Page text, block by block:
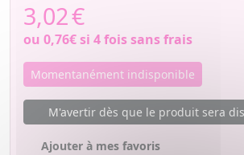
3,02€
ou 0,76€si 4 fois sans frais
Momentanément indisponible
M'avertir dès que le produit sera
Ajouter à mes favoris